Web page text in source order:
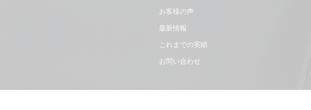
お客様の声
最新情報
これまでの実績
お問い合わせ